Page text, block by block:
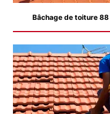
Bâchage de toiture 88